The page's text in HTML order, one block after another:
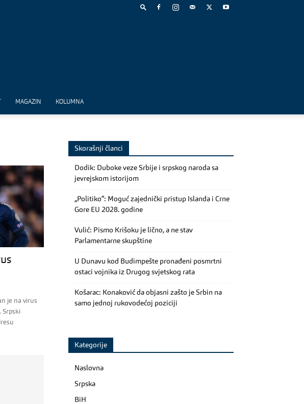
MAGAZIN KOLUMNA
je na virus
Srpski
Skorašnji članci
Dodik: Duboke veze Srbije i srpskog naroda sa
jevrejskom istorijom
„Politiko“: Moguć zajednički pristup Islanda i Crne
Gore EU 2028. godine
Vulić: Pismo Krišoku je lično, a ne stav
Parlamentarne skupštine
U Dunavu kod Budimpešte pronađeni posmrtni
ostaci vojnika iz Drugog svjetskog rata
Košarac: Konaković da objasni zašto je Srbin na
samo jednoj rukovodećoj poziciji
Kategorije
Naslovna
Srpska
BiH